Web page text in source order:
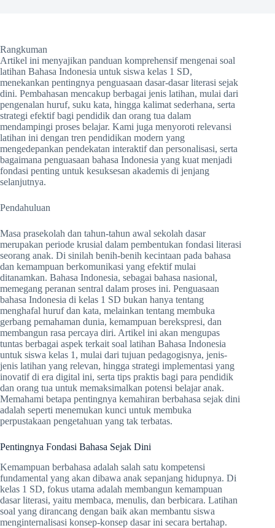
Rangkuman
Artikel ini menyajikan panduan komprehensif mengenai soal
latihan Bahasa Indonesia untuk siswa kelas 1 SD,
menekankan pentingnya penguasaan dasar-dasar literasi sejak
dini. Pembahasan mencakup berbagai jenis latihan, mulai dari
pengenalan huruf, suku kata, hingga kalimat sederhana, serta
strategi efektif bagi pendidik dan orang tua dalam
mendampingi proses belajar. Kami juga menyoroti relevansi
latihan ini dengan tren pendidikan modern yang
mengedepankan pendekatan interaktif dan personalisasi, serta
bagaimana penguasaan bahasa Indonesia yang kuat menjadi
fondasi penting untuk kesuksesan akademis di jenjang
selanjutnya.
Pendahuluan
Masa prasekolah dan tahun-tahun awal sekolah dasar
merupakan periode krusial dalam pembentukan fondasi literasi
seorang anak. Di sinilah benih-benih kecintaan pada bahasa
dan kemampuan berkomunikasi yang efektif mulai
ditanamkan. Bahasa Indonesia, sebagai bahasa nasional,
memegang peranan sentral dalam proses ini. Penguasaan
bahasa Indonesia di kelas 1 SD bukan hanya tentang
menghafal huruf dan kata, melainkan tentang membuka
gerbang pemahaman dunia, kemampuan berekspresi, dan
membangun rasa percaya diri. Artikel ini akan mengupas
tuntas berbagai aspek terkait soal latihan Bahasa Indonesia
untuk siswa kelas 1, mulai dari tujuan pedagogisnya, jenis-
jenis latihan yang relevan, hingga strategi implementasi yang
inovatif di era digital ini, serta tips praktis bagi para pendidik
dan orang tua untuk memaksimalkan potensi belajar anak.
Memahami betapa pentingnya kemahiran berbahasa sejak dini
adalah seperti menemukan kunci untuk membuka
perpustakaan pengetahuan yang tak terbatas.
Pentingnya Fondasi Bahasa Sejak Dini
Kemampuan berbahasa adalah salah satu kompetensi
fundamental yang akan dibawa anak sepanjang hidupnya. Di
kelas 1 SD, fokus utama adalah membangun kemampuan
dasar literasi, yaitu membaca, menulis, dan berbicara. Latihan
soal yang dirancang dengan baik akan membantu siswa
menginternalisasi konsep-konsep dasar ini secara bertahap.